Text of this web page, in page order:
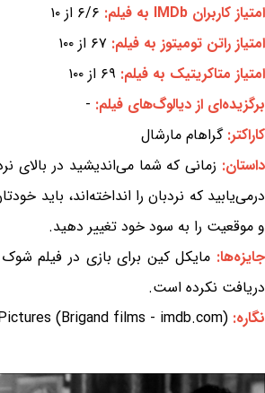
امتیاز کاربران IMDb به فیلم:
۶/۶ از ۱۰
امتیاز راتن تومیتوز به فیلم: ۶۷ از ۱۰۰
امتیاز متاکریتیک به فیلم: ۶۹ از ۱۰۰
برگزیده‌ای از دیالوگ‌های فیلم: -
کاراکتر:گراهام مارشال
داستان: زمانی که شما می‌اندیشید در
درمی‌یابید که نردبان را انداخته‌اند، باید
و موقعیت را به سود خود تغییر دهید.
جایزه‌ها: مایکل کین برای بازی در فیلم
دریافت نکرده است.
نگاره: (Brigand films - imdb.com)